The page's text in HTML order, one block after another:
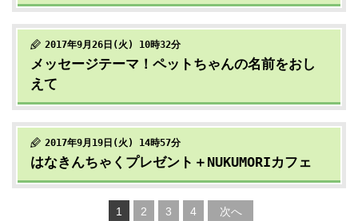
2017年9月26日(火) 10時32分
メッセージテーマ！ペットちゃんの名前をおし
えて
2017年9月19日(火) 14時57分
はなきんちゃくプレゼント＋NUKUMORIカフェ
1 2 3 4 次へ